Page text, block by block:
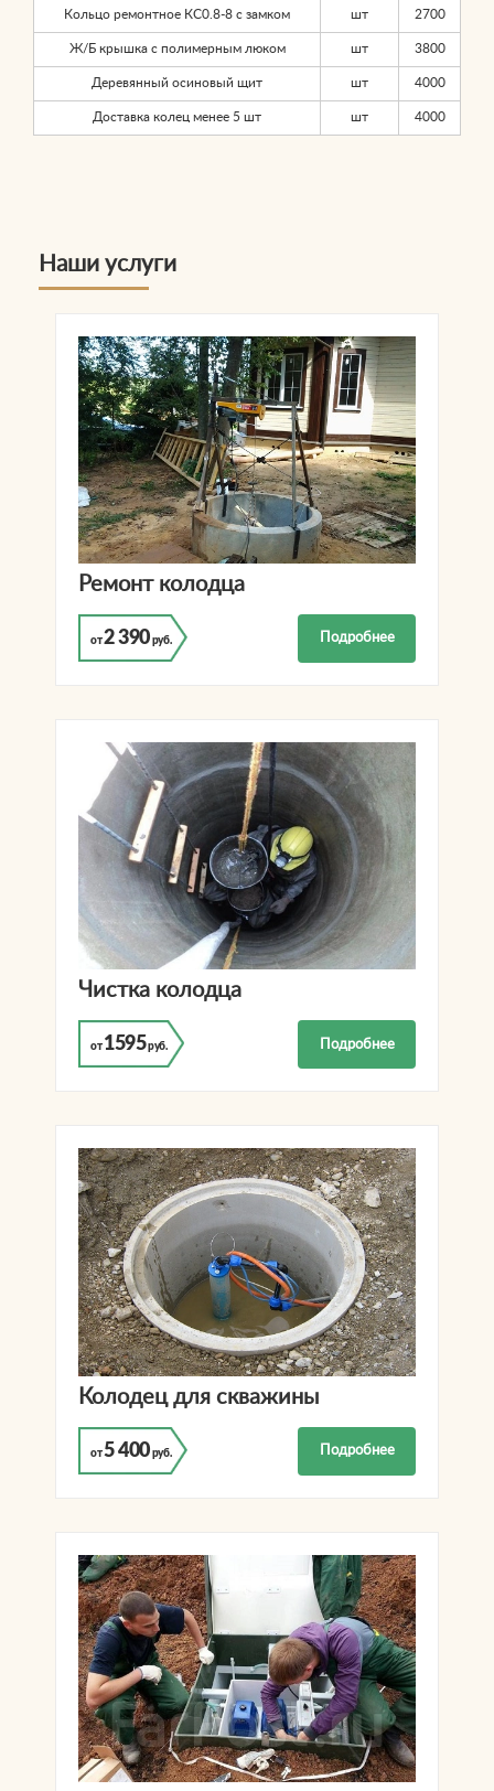
Кольцо ремонтное КС0.8-8 с замком шт 2700
Ж/Б крышка с полимерным люком шт 3800
Деревянный осиновый щит шт 4000
Доставка колец менее 5 шт шт 4000
Наши услуги
Ремонт колодца
от2 390 руб. Подробнее
Чистка колодца
от 1595руб. Подробнее
Колодец для скважины
от5 400 руб. Подробнее